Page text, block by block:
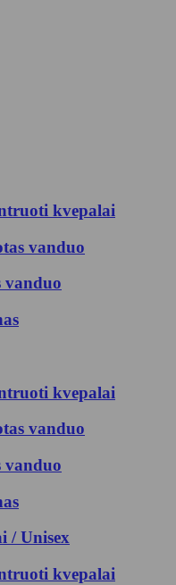
kvepalai
vanduo
vanduo
kvepalai
vanduo
vanduo
/ Unisex
kvepalai